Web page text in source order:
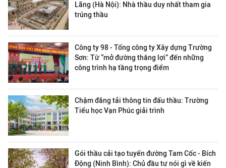
Lãng (Hà Nội): Nhà thầu duy nhất tham gia
trúng thầu
Công ty 98 - Tổng công ty Xây dựng Trường
Sơn: Từ “mở đường thắng lợi” đến những
công trình hạ tầng trọng điểm
Chậm đăng tải thông tin đấu thầu: Trường
Tiểu học Vạn Phúc giải trình
Gói thầu cải tạo tuyến đường Tam Cốc - Bích
Động (Ninh Bình): Chủ đầu tư nói gì về kiến